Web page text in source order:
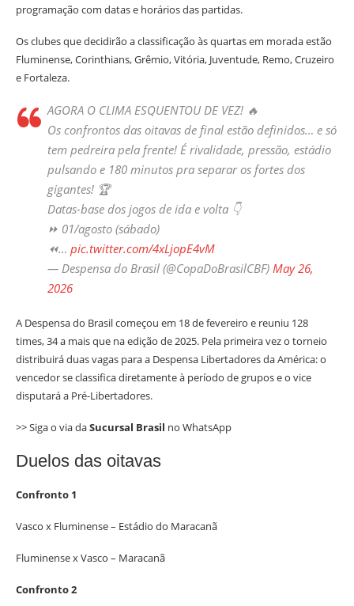
programação com datas e horários das partidas.
Os clubes que decidirão a classificação às quartas em morada estão
Fluminense, Corinthians, Grêmio, Vitória, Juventude, Remo, Cruzeiro
e Fortaleza.
AGORA O CLIMA ESQUENTOU DE VEZ! 🔥
Os confrontos das oitavas de final estão definidos… e só
tem pedreira pela frente! É rivalidade, pressão, estádio
pulsando e 180 minutos pra separar os fortes dos
gigantes! 🏆
Datas-base dos jogos de ida e volta 👇
⏩ 01/agosto (sábado)
⏪… pic.twitter.com/4xLjopE4vM
— Despensa do Brasil (@CopaDoBrasilCBF) May 26,
2026
A Despensa do Brasil começou em 18 de fevereiro e reuniu 128
times, 34 a mais que na edição de 2025. Pela primeira vez o torneio
distribuirá duas vagas para a Despensa Libertadores da América: o
vencedor se classifica diretamente à período de grupos e o vice
disputará a Pré-Libertadores.
>> Siga o via daSucursal Brasil no WhatsApp
Duelos das oitavas
Confronto 1
Vasco x Fluminense – Estádio do Maracanã
Fluminense x Vasco – Maracanã
Confronto 2